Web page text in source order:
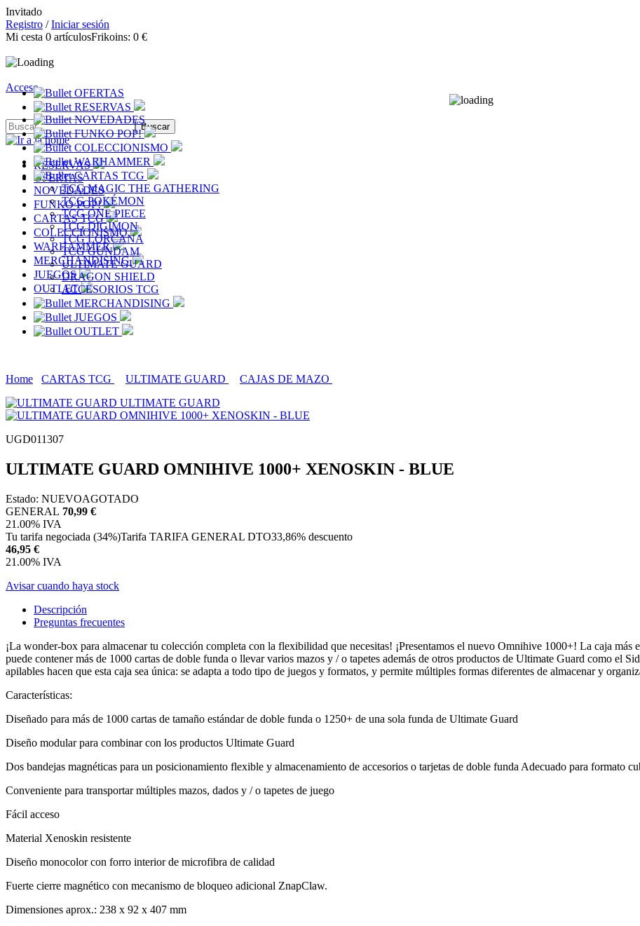
Invitado
Registro /Iniciar sesión
Mi cesta 0 artículosFrikoins: 0 €
Acceso
RESERVAS
OFERTAS
NOVEDADES
FUNKO POP!
CARTAS TCG
COLECCIONISMO
WARHAMMER
MERCHANDISING
JUEGOS
OUTLET
OFERTAS
RESERVAS
NOVEDADES
FUNKO POP!
COLECCIONISMO
WARHAMMER
CARTAS TCG
TCG MAGIC THE GATHERING
TCG POKÉMON
TCG ONE PIECE
TCG DIGIMON
TCG LORCANA
TCG GUNDAM
ULTIMATE GUARD
DRAGON SHIELD
ACCESORIOS TCG
MERCHANDISING
JUEGOS
OUTLET
Home CARTAS TCG ULTIMATE GUARD
CAJAS DE MAZO
ULTIMATE GUARD
UGD011307
ULTIMATE GUARD OMNIHIVE 1000+ XENOSKIN - BLUE
Estado: NUEVOAGOTADO
GENERAL 70,99 €
21.00% IVA
Tu tarifa negociada (34%)Tarifa TARIFA GENERAL DTO33,86% descuento
46,95 €
21.00% IVA
Avisar cuando haya stock
Descripción
Preguntas frecuentes
¡La wonder-box para almacenar tu colección completa con la flexibilidad que necesitas! ¡Presentamos el nuevo Omnihive 1000+! La caja más
puede contener más de 1000 cartas de doble funda o llevar varios mazos y / o tapetes además de otros productos de Ultimate Guard como el
apilables hacen que esta caja sea única: se adapta a todo tipo de juegos y formatos, y permite múltiples formas diferentes de almacenar y
Características:
Diseñado para más de 1000 cartas de tamaño estándar de doble funda o 1250+ de una sola funda de Ultimate Guard
Diseño modular para combinar con los productos Ultimate Guard
Dos bandejas magnéticas para un posicionamiento flexible y almacenamiento de accesorios o tarjetas de doble funda Adecuado para formato
Conveniente para transportar múltiples mazos, dados y / o tapetes de juego
Fácil acceso
Material Xenoskin resistente
Diseño monocolor con forro interior de microfibra de calidad
Fuerte cierre magnético con mecanismo de bloqueo adicional ZnapClaw.
Dimensiones aprox.: 238 x 92 x 407 mm